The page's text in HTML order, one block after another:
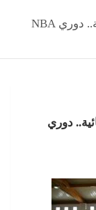
خريبكة : حينما تتحول التنمية إلى صور دعائية.. دوري NBA
دوري